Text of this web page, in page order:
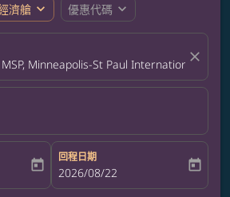
濟艙 expand_more 優惠代碼 expand_more
Minneapolis-St Paul International
close
date-aria-label
today
回程日期
fc-booking-return-date-aria-label
2026/08/22 today